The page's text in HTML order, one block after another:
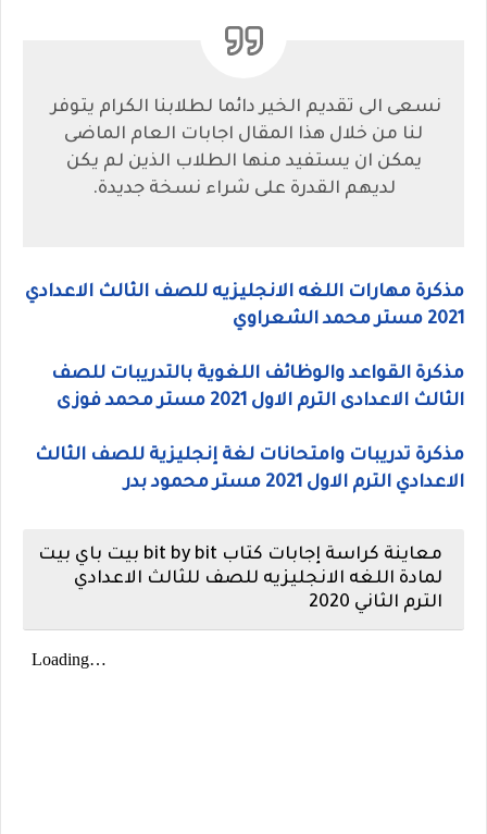
نسعى الى تقديم الخير دائما لطلابنا الكرام يتوفر
لنا من خلال هذا المقال اجابات العام الماضى
يمكن ان يستفيد منها الطلاب الذين لم يكن
لديهم القدرة على شراء نسخة جديدة.
مذكرة مهارات اللغه الانجليزيه للصف الثالث الاعدادي
2021 مستر محمد الشعراوي
مذكرة القواعد والوظائف اللغوية بالتدريبات للصف
الثالث الاعدادى الترم الاول 2021 مستر محمد فوزى
مذكرة تدريبات وامتحانات لغة إنجليزية للصف الثالث
الاعدادي الترم الاول 2021 مستر محمود بدر
معاينة كراسة إجابات كتاب bit by bit بيت باي بيت
لمادة اللغه الانجليزيه للصف للثالث الاعدادي
الترم الثاني 2020